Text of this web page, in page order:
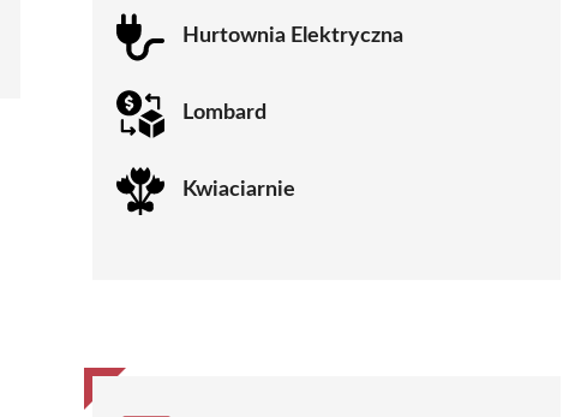
Hurtownia Elektryczna
Lombard
Kwiaciarnie